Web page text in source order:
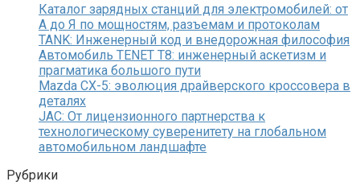
Каталог зарядных станций для электромобилей: от
А до Я по мощностям, разъемам и протоколам
TANK: Инженерный код и внедорожная философия
Автомобиль TENET T8: инженерный аскетизм и
прагматика большого пути
Mazda CX-5: эволюция драйверского кроссовера в
деталях
JAC: От лицензионного партнерства к
технологическому суверенитету на глобальном
автомобильном ландшафте
Рубрики